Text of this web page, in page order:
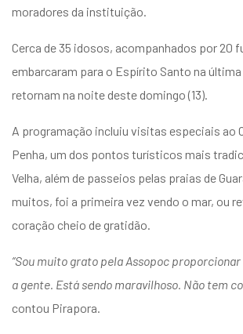
moradores da instituição.
Cerca de 35 idosos, acompanhados por 20
embarcaram para o Espírito Santo na
retornam na noite deste domingo (13).
A programação incluiu visitas especiais ao
Penha, um dos pontos turísticos mais
Velha, além de passeios pelas praias de
muitos, foi a primeira vez vendo o mar, ou
coração cheio de gratidão.
“Sou muito grato pela Assopoc
a gente. Está sendo maravilhoso. Não tem
contou Pirapora.